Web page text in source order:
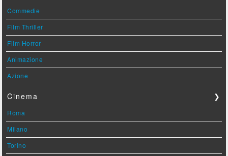
Commedie
Film Thriller
Film Horror
Animazione
Azione
Cinema ❯
Roma
Milano
Torino